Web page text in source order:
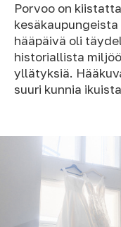
Porvoo on
hääpäivä oli
historiallista
yllätyksiä.
suuri kunnia